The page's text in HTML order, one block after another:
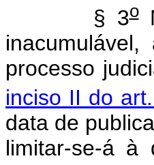
§ 3o
processo
inciso II do
data de
limitar-se-á à